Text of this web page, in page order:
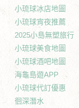
小琉球冰店地圖
小琉球宵夜推薦
2025小島無塑旅行
小琉球美食地圖
小琉球酒吧地圖
海龜島遊APP
小琉球代訂優惠
徊深潛水